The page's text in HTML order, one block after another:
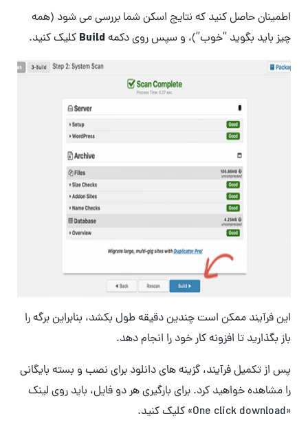
اطمینان حاصل کنید که نتایج اسکن شما بررسی می شود (همه
چیز باید بگوید “خوب”)، و سپس روی دکمه Build کلیک کنید.
این فرآیند ممکن است چندین دقیقه طول بکشد، بنابراین برگه را
باز بگذارید تا افزونه کار خود را انجام دهد.
پس از تکمیل فرآیند، گزینه های دانلود برای نصب و بسته بایگانی
را مشاهده خواهید کرد. برای بارگیری هر دو فایل، باید روی لینک
«One click download» کلیک کنید.